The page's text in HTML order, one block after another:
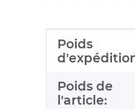
Valeur
Poids
Poids de
l'article: